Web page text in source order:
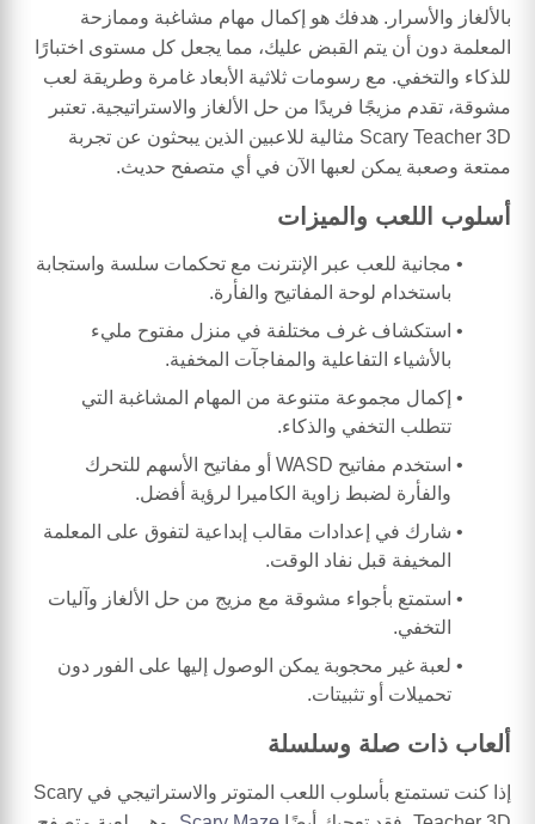
بالألغاز والأسرار. هدفك هو إكمال مهام مشاغبة وممازحة
المعلمة دون أن يتم القبض عليك، مما يجعل كل مستوى اختبارًا
للذكاء والتخفي. مع رسومات ثلاثية الأبعاد غامرة وطريقة لعب
مشوقة، تقدم مزيجًا فريدًا من حل الألغاز والاستراتيجية. تعتبر
Scary Teacher 3D مثالية للاعبين الذين يبحثون عن تجربة
ممتعة وصعبة يمكن لعبها الآن في أي متصفح حديث.
أسلوب اللعب والميزات
مجانية للعب عبر الإنترنت مع تحكمات سلسة واستجابة
باستخدام لوحة المفاتيح والفأرة.
استكشاف غرف مختلفة في منزل مفتوح مليء
بالأشياء التفاعلية والمفاجآت المخفية.
إكمال مجموعة متنوعة من المهام المشاغبة التي
تتطلب التخفي والذكاء.
استخدم مفاتيح WASD أو مفاتيح الأسهم للتحرك
والفأرة لضبط زاوية الكاميرا لرؤية أفضل.
شارك في إعدادات مقالب إبداعية لتفوق على المعلمة
المخيفة قبل نفاد الوقت.
استمتع بأجواء مشوقة مع مزيج من حل الألغاز وآليات
التخفي.
لعبة غير محجوبة يمكن الوصول إليها على الفور دون
تحميلات أو تثبيتات.
ألعاب ذات صلة وسلسلة
إذا كنت تستمتع بأسلوب اللعب المتوتر والاستراتيجي في Scary